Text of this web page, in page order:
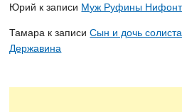
Юрий к записи Муж Руфины
Тамара к записиСын и дочь
Державина